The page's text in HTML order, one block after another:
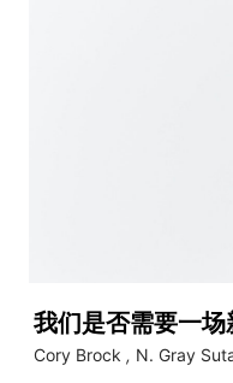
我们是否需要一场
Cory Brock , N. Gray